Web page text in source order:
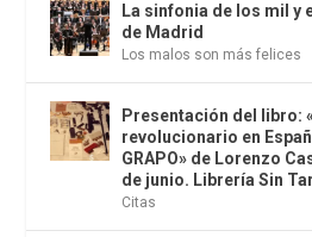
La sinfonia de los mil y
de Madrid
Los malos son más felices
Presentación del libro:
revolucionario en
GRAPO» de Lorenzo
de junio. Librería Sin
Citas